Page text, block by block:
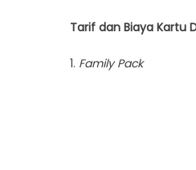
Tarif dan Biaya Kartu
1. Family Pack